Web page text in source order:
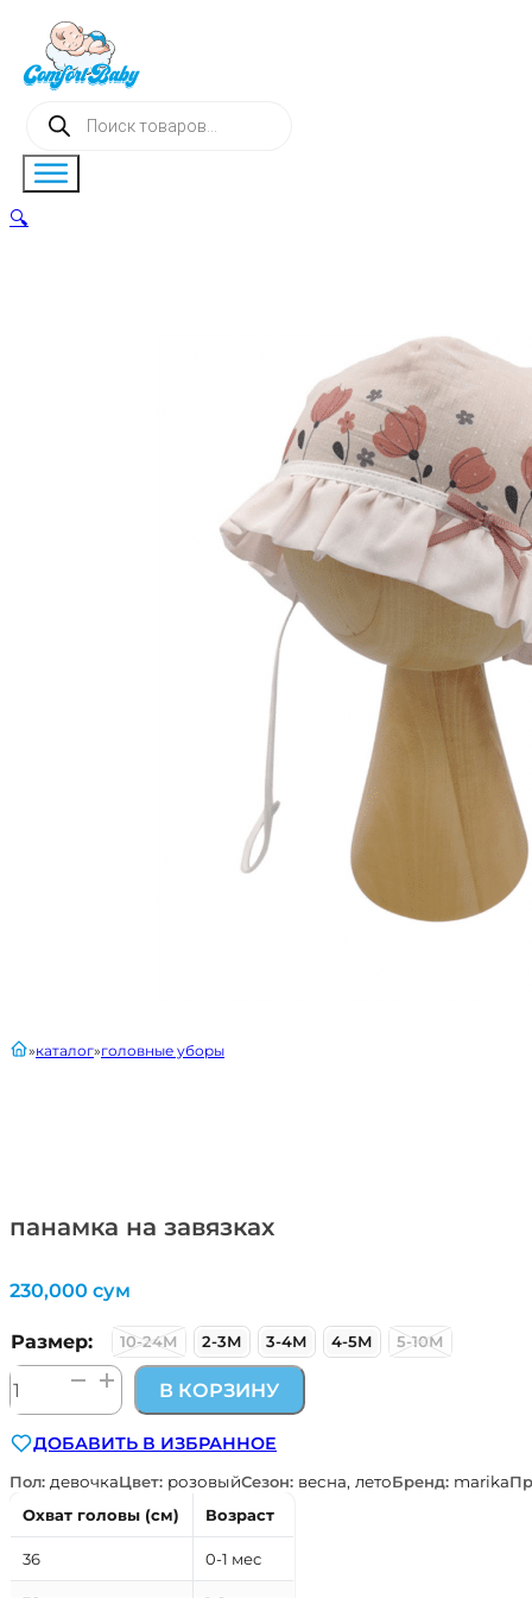
Поиск
товаров
панамка на завязках
главнаякаталог головные уборы
230,000 сум
Размер: 10-24М 2-3М 3-4М 4-5М 5-10М
Количество
товара
на
завязках
В КОРЗИНУ
ДОБАВИТЬ В ИЗБРАННОЕ
Пол: девочкаЦвет: розовыйСезон: весна, летоБренд: marika
Охват головы (см)
Возраст
36 0-1 мес
🔍